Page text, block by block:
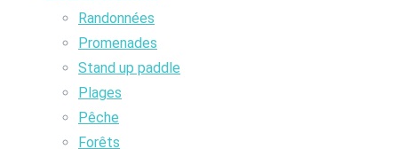
Randonnées
Promenades
Stand up paddle
Plages
Pêche
Forêts